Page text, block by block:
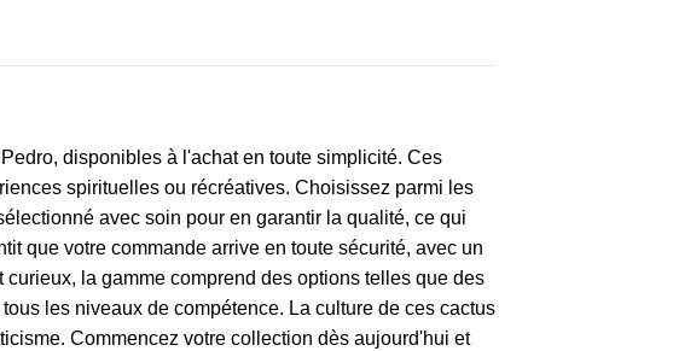
disponibles à l'achat en toute simplicité. Ces
spirituelles ou récréatives. Choisissez parmi les
avec soin pour en garantir la qualité, ce qui
que votre commande arrive en toute sécurité, avec un
la gamme comprend des options telles que des
les niveaux de compétence. La culture de ces cactus
Commencez votre collection dès aujourd'hui et